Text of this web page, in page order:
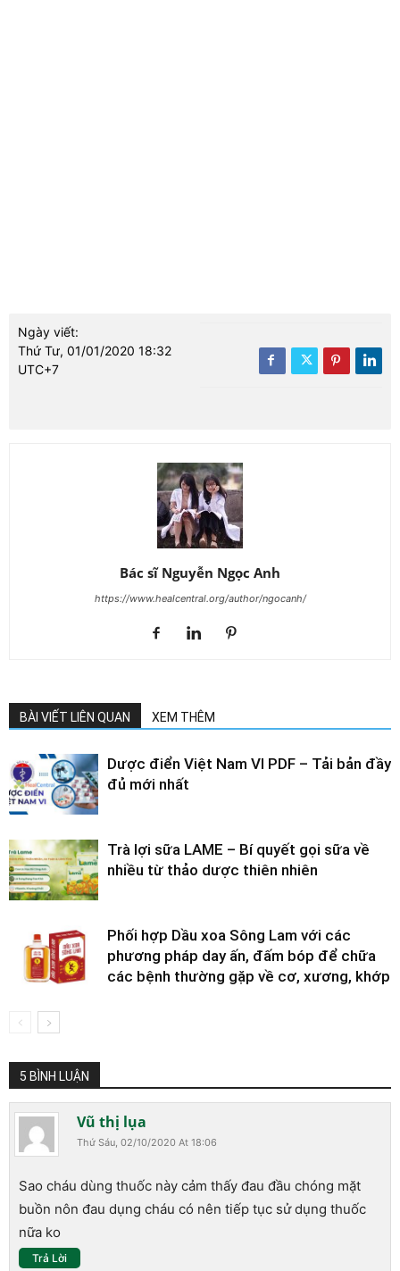
Ngày viết:
Thứ Tư, 01/01/2020 18:32
UTC+7
Bác sĩ Nguyễn Ngọc Anh
https://www.healcentral.org/author/ngocanh/
BÀI VIẾT LIÊN QUAN XEM THÊM
Dược điển Việt Nam VI PDF – Tải bản đầy
đủ mới nhất
Trà lợi sữa LAME – Bí quyết gọi sữa về
nhiều từ thảo dược thiên nhiên
Phối hợp Dầu xoa Sông Lam với các
phương pháp day ấn, đấm bóp để chữa
các bệnh thường gặp về cơ, xương, khớp
5 BÌNH LUẬN
Vũ thị lụa
Thứ Sáu, 02/10/2020 At 18:06
Sao cháu dùng thuốc này cảm thấy đau đầu chóng mặt
buồn nôn đau dụng cháu có nên tiếp tục sử dụng thuốc
nữa ko
Trả Lời